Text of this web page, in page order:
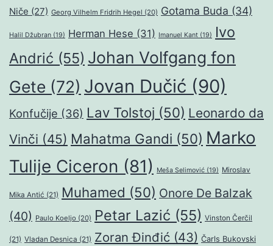
Niče (27) Georg Vilhelm Fridrih Hegel (20) Gotama Buda (34)
Halil Džubran (19) Herman Hese (31) Imanuel Kant (19)
Ivo
Andrić (55) Johan Volfgang fon
Gete (72) Jovan Dučić (90)
Konfučije (36) Lav Tolstoj (50) Leonardo da
Vinči (45) Mahatma Gandi (50) Marko
Tulije Ciceron (81) Meša Selimović (19) Miroslav
Mika Antić (21) Muhamed (50) Onore De Balzak
(40) Paulo Koeljo (20) Petar Lazić (55) Vinston Čerčil
(21) Vladan Desnica (21) Zoran Đinđić (43) Čarls Bukovski